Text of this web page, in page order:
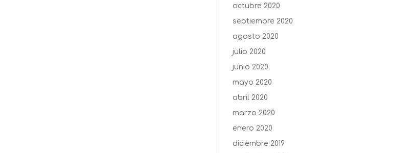
octubre 2020
septiembre 2020
agosto 2020
julio 2020
junio 2020
mayo 2020
abril 2020
marzo 2020
enero 2020
diciembre 2019